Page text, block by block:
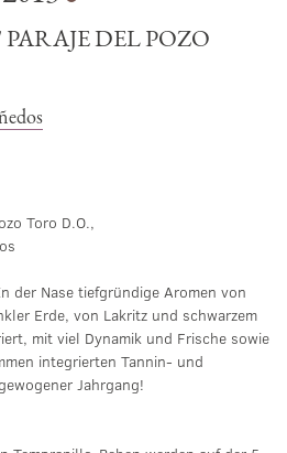
DEL POZO
Toro D.O.,
der Nase tiefgründige Aromen von
Erde, von Lakritz und schwarzem
mit viel Dynamik und Frische sowie
integrierten Tannin- und
Jahrgang!